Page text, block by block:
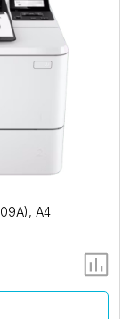
A4